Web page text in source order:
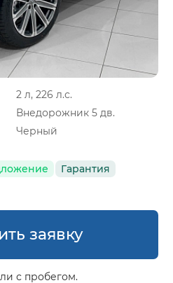
2 л, 226 л.с.
Внедорожник 5 дв.
Черный
Гарантия
заявку
с пробегом.